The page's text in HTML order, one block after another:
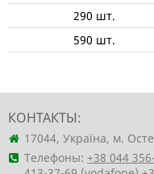
290 шт.
590 шт.
КОНТАКТЫ:
17044, Україна, м.
Телефоны: +38 044